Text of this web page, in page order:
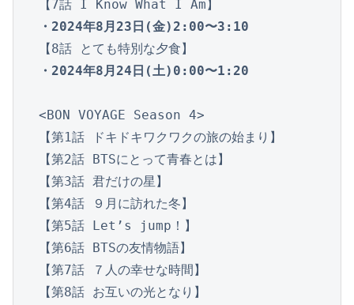
・2024年8月23日(金)2:00〜3:10
・2024年8月24日(土)0:00〜1:20
<BON VOYAGE Season 4>
【第1話 ドキドキワクワクの旅の始まり】
【第2話 BTSにとって青春とは】
【第3話 君だけの星】
【第4話 ９月に訪れた冬】
【第5話 Let’s jump！】
【第6話 BTSの友情物語】
【第7話 ７人の幸せな時間】